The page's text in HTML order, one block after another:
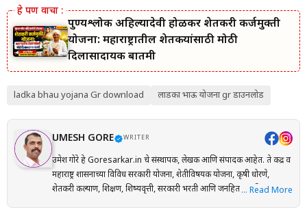
पुण्यश्लोक अहिल्यादेवी होळकर शेतकरी कर्जमुक्ती
योजना: महाराष्ट्रातील शेतकऱ्यांसाठी मोठी
दिलासादायक बातमी
ladka bhau yojana Gr download लाडका भाऊ योजना gr डाउनलोड
UMESH GORE WRITER
उमेश गोरे हे Goresarkar.in चे संस्थापक, लेखक आणि संपादक आहेत. ते केंद्र व
महाराष्ट्र शासनाच्या विविध सरकारी योजना, शेतीविषयक योजना, कृषी धोरणे,
शेतकरी कल्याण, शिक्षण, शिष्यवृत्ती, सरकारी भरती आणि जनहिताच्या विषयांवर
… Read More